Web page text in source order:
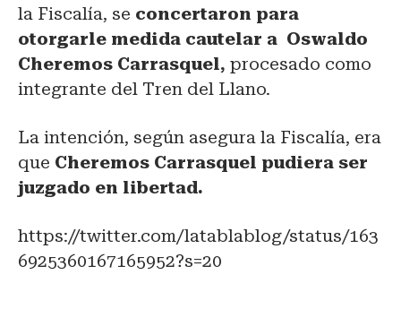
la Fiscalía, se concertaron para
otorgarle medida cautelar a Oswaldo
Cheremos Carrasquel, procesado como
integrante del Tren del Llano.
La intención, según asegura la Fiscalía, era
que Cheremos Carrasquel pudiera ser
juzgado en libertad.
https://twitter.com/latablablog/status/163
6925360167165952?s=20